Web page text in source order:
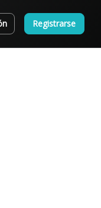
Registrarse